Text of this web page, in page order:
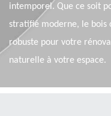
intemporel. Que ce soit
stratifié moderne, le bois
robuste pour votre
naturelle à votre espace.